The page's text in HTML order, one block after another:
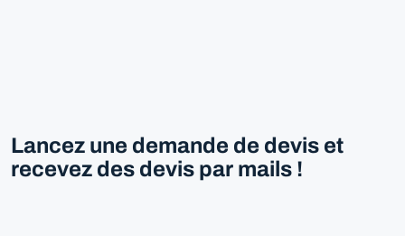
Lancez une demande de devis et
recevez des devis par mails !